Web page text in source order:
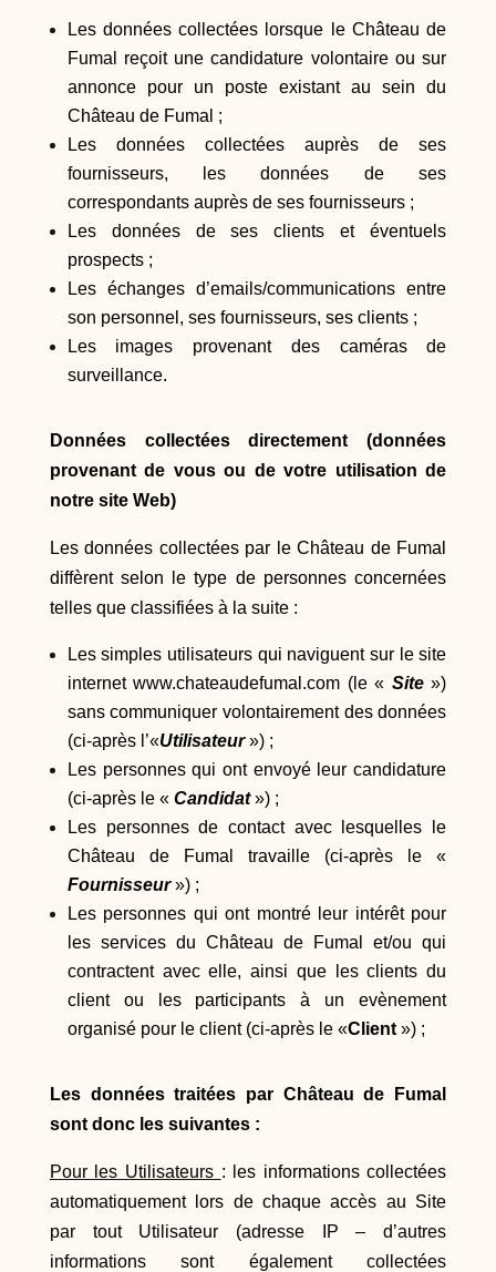
Les données collectées lorsque le Château de
Fumal reçoit une candidature volontaire ou sur
annonce pour un poste existant au sein du
Château de Fumal ;
Les données collectées auprès de ses
fournisseurs, les données de ses
correspondants auprès de ses fournisseurs ;
Les données de ses clients et éventuels
prospects ;
Les échanges d’emails/communications entre
son personnel, ses fournisseurs, ses clients ;
Les images provenant des caméras de
surveillance.
Données collectées directement (données
provenant de vous ou de votre utilisation de
notre site Web)
Les données collectées par le Château de Fumal
diffèrent selon le type de personnes concernées
telles que classifiées à la suite :
Les simples utilisateurs qui naviguent sur le site
internetwww.chateaudefumal.com (le « Site»)
sans communiquer volontairement des données
(ci-après l’«Utilisateur») ;
Les personnes qui ont envoyé leur candidature
(ci-après le « Candidat») ;
Les personnes de contact avec lesquelles le
Château de Fumal travaille (ci-après le «
Fournisseur») ;
Les personnes qui ont montré leur intérêt pour
les services du Château de Fumal et/ou qui
contractent avec elle, ainsi que les clients du
client ou les participants à un evènement
organisé pour le client (ci-après le «Client ») ;
Les données traitées par Château de Fumal
sont donc les suivantes :
Pour les Utilisateurs : les informations collectées
automatiquement lors de chaque accès au Site
par tout Utilisateur (adresse IP – d’autres
informations sont également collectées